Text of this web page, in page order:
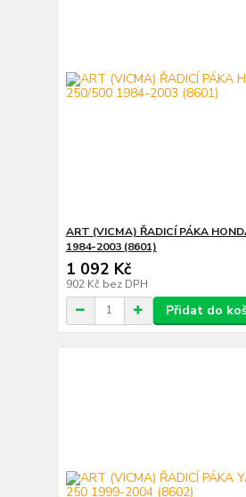
ART (VICMA) ŘADICÍ PÁKA
1984-2003 (8601)
1 092 Kč
902 Kč bez DPH
Přidat do